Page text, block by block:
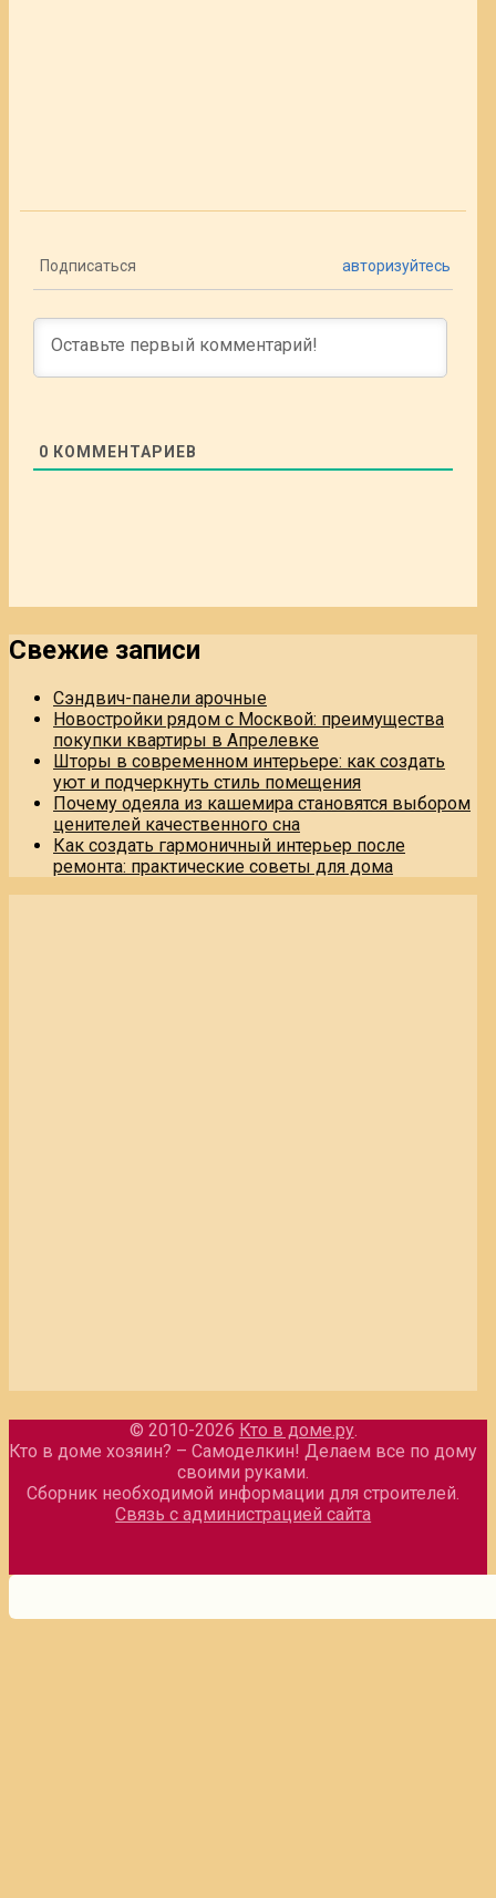
Подписаться авторизуйтесь
0 КОММЕНТАРИЕВ
Свежие записи
Сэндвич-панели арочные
Новостройки рядом с Москвой: преимущества
покупки квартиры в Апрелевке
Шторы в современном интерьере: как создать
уют и подчеркнуть стиль помещения
Почему одеяла из кашемира становятся выбором
ценителей качественного сна
Как создать гармоничный интерьер после
ремонта: практические советы для дома
© 2010-2026 Кто в доме.ру.
Кто в доме хозяин? – Самоделкин! Делаем все по дому
своими руками.
Сборник необходимой информации для строителей.
Связь с администрацией сайта